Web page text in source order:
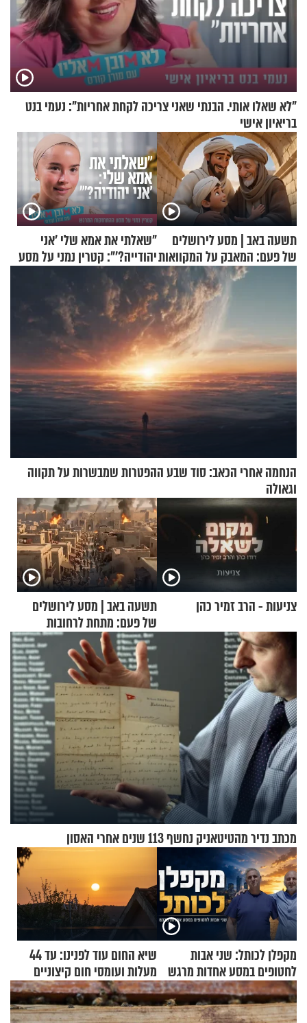
"לא שאלו אותי. הבנתי שאני צריכה לקחת אחריות": נעמי בנט
בריאיון אישי
תשעה באב | מסע לירושלים
של פעם: המאבק על המקוואות
"שאלתי את אמא שלי 'אני
יהודייה?'": קטרין נמני על מסע
ההתחזקות המרגש
הנחמה אחרי הכאב: סוד שבע ההפטרות שמבשרות על תקווה
וגאולה
צניעות - הרב זמיר כהן
תשעה באב | מסע לירושלים
של פעם: מתחת לרחובות
ירושלים
מכתב נדיר מהטיטאניק נחשף 113 שנים אחרי האסון
מקפלן לכותל: שני אבות
לחטופים במסע אחדות מרגש
שיא החום עוד לפנינו: עד 44
מעלות ועומסי חום קיצוניים